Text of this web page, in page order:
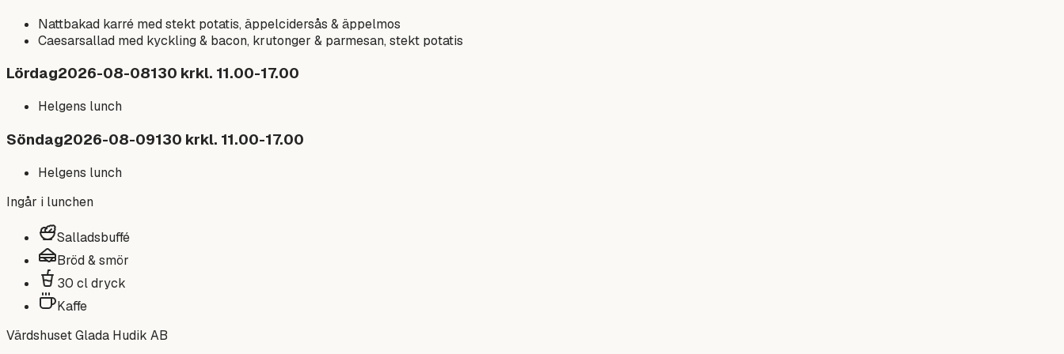
Nattbakad karré med stekt potatis, äppelcidersås & äppelmos
Caesarsallad med kyckling & bacon, krutonger & parmesan, stekt potatis
Lördag2026-08-08130 krkl. 11.00-17.00
Helgens lunch
Söndag2026-08-09130 krkl. 11.00-17.00
Helgens lunch
Ingår i lunchen
Salladsbuffé
Bröd & smör
30 cl dryck
Kaffe
Värdshuset Glada Hudik AB